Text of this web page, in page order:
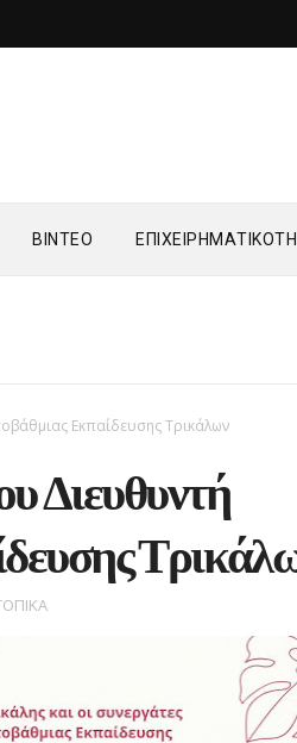
ΒΙΝΤΕΟ
Εκπαίδευσης Τρικάλων
Διευθυντή